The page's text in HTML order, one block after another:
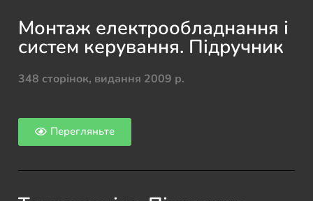
Монтаж електрообладнання і
систем керування. Підручник
348 сторінок, видання 2009 р.
Перегляньте